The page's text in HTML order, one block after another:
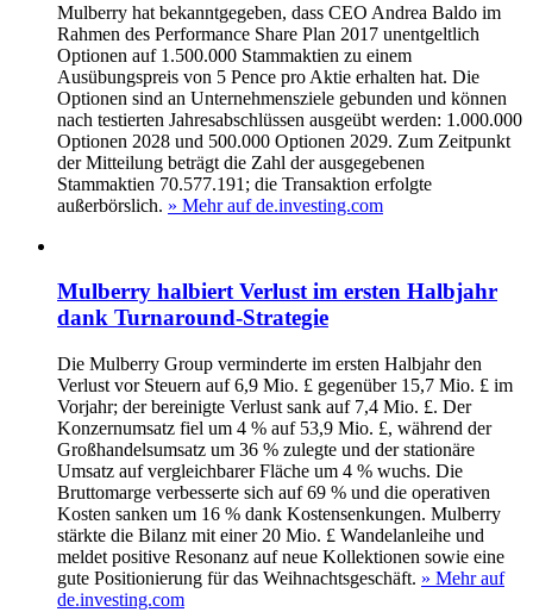
Mulberry hat bekanntgegeben, dass CEO Andrea Baldo im
Rahmen des Performance Share Plan 2017 unentgeltlich
Optionen auf 1.500.000 Stammaktien zu einem
Ausübungspreis von 5 Pence pro Aktie erhalten hat. Die
Optionen sind an Unternehmensziele gebunden und können
nach testierten Jahresabschlüssen ausgeübt werden: 1.000.000
Optionen 2028 und 500.000 Optionen 2029. Zum Zeitpunkt
der Mitteilung beträgt die Zahl der ausgegebenen
Stammaktien 70.577.191; die Transaktion erfolgte
außerbörslich. » Mehr auf de.investing.com
Mulberry halbiert Verlust im ersten Halbjahr
dank Turnaround-Strategie
Die Mulberry Group verminderte im ersten Halbjahr den
Verlust vor Steuern auf 6,9 Mio. £ gegenüber 15,7 Mio. £ im
Vorjahr; der bereinigte Verlust sank auf 7,4 Mio. £. Der
Konzernumsatz fiel um 4 % auf 53,9 Mio. £, während der
Großhandelsumsatz um 36 % zulegte und der stationäre
Umsatz auf vergleichbarer Fläche um 4 % wuchs. Die
Bruttomarge verbesserte sich auf 69 % und die operativen
Kosten sanken um 16 % dank Kostensenkungen. Mulberry
stärkte die Bilanz mit einer 20 Mio. £ Wandelanleihe und
meldet positive Resonanz auf neue Kollektionen sowie eine
gute Positionierung für das Weihnachtsgeschäft. » Mehr auf
de.investing.com